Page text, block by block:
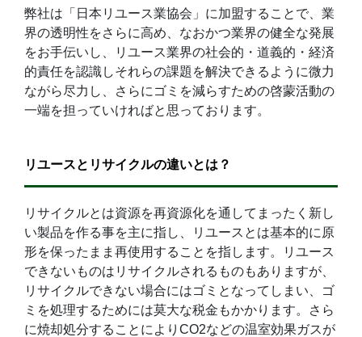
弊社は「日本リユース業協会」に加盟することで、業
界の透明性をさらに高め、なおかつ業界の健全な発展
をお手伝いし、リユース業界の社会的・道義的・経済
的責任を認識しそれらの課題を解決できるように微力
ながら尽力し、さらにゴミを減らすための啓蒙活動の
一端を担っていければと思っております。
リユースとリサイクルの違いとは？
リサイクルとは資源を再資源化を通してまったく新し
い製品を作る事を主に指し、リユースとは基本的に原
形を保ったまま再使用することを指します。リユース
できないものはリサイクルされるものもありますが、
リサイクルできない場合にはゴミとなってしまい、ゴ
ミを処理するためには莫大な税金もかかります。さら
に焼却処分することによりCO2などの温室効果ガスが